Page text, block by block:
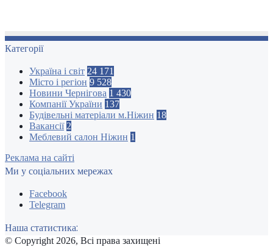
Категорії
Україна і світ 24 171
Місто і регіон 9 528
Новини Чернігова 1 430
Компанії України 137
Будівельні матеріали м.Ніжин 18
Вакансії 2
Меблевий салон Ніжин 1
Реклама на сайті
Ми у соціальних мережах
Facebook
Telegram
Наша статистика:
© Copyright 2026, Всі права захищені